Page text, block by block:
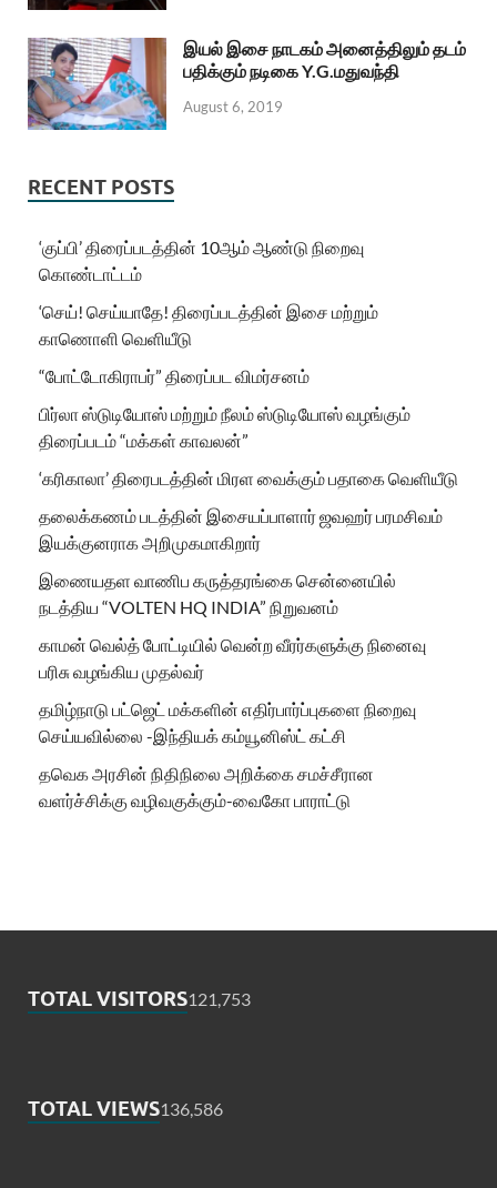
இயல் இசை நாடகம் அனைத்திலும் தடம்
பதிக்கும் நடிகை Y.G.மதுவந்தி
August 6, 2019
RECENT POSTS
‘குப்பி’ திரைப்படத்தின் 10ஆம் ஆண்டு நிறைவு
கொண்டாட்டம்
‘செய்! செய்யாதே! திரைப்படத்தின் இசை மற்றும்
காணொளி வெளியீடு
“போட்டோகிராபர்” திரைப்பட விமர்சனம்
பிர்லா ஸ்டுடியோஸ் மற்றும் நீலம் ஸ்டுடியோஸ் வழங்கும்
திரைப்படம் “மக்கள் காவலன்”
‘கரிகாலா’ திரைபடத்தின் மிரள வைக்கும் பதாகை வெளியீடு
தலைக்கணம் படத்தின் இசையப்பாளார் ஜவஹர் பரமசிவம்
இயக்குனராக அறிமுகமாகிறார்
இணையதள வாணிப கருத்தரங்கை சென்னையில்
நடத்திய “VOLTEN HQ INDIA” நிறுவனம்
காமன் வெல்த் போட்டியில் வென்ற வீரர்களுக்கு நினைவு
பரிசு வழங்கிய முதல்வர்
தமிழ்நாடு பட்ஜெட் மக்களின் எதிர்பார்ப்புகளை நிறைவு
செய்யவில்லை -இந்தியக் கம்யூனிஸ்ட் கட்சி
தவெக அரசின் நிதிநிலை அறிக்கை சமச்சீரான
வளர்ச்சிக்கு வழிவகுக்கும்-வைகோ பாராட்டு
TOTAL VISITORS121,753
TOTAL VIEWS136,586